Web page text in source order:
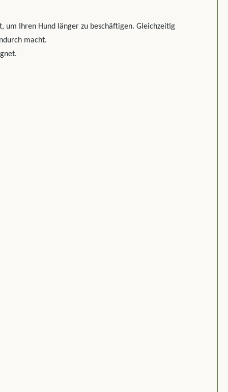
um Ihren Hund länger zu beschäftigen. Gleichzeitig
macht.